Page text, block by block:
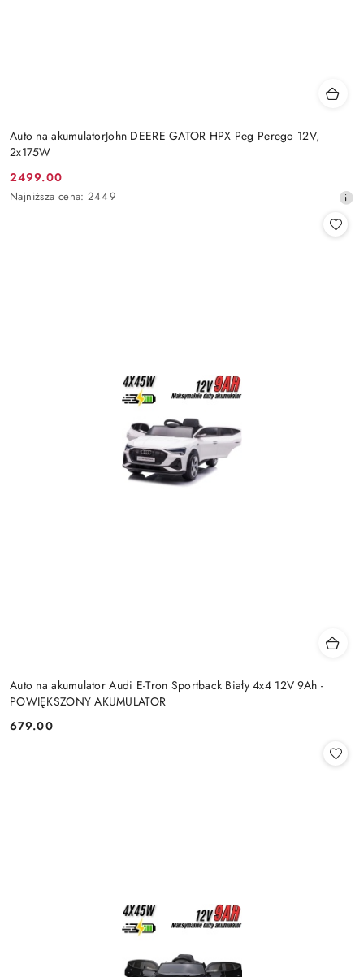
Auto na akumulatorJohn DEERE GATOR HPX Peg Perego 12V,
2x175W
Cena
promocyjna:
2499.00
Najniższa
Najniższa cena: 2449
Auto na akumulator Audi E-Tron Sportback Biały 4x4 12V 9Ah -
POWIĘKSZONY AKUMULATOR
Cena:
679.00